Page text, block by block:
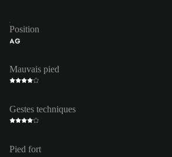
Position
AG
Mauvais pied
Gestes techniques
Pied fort